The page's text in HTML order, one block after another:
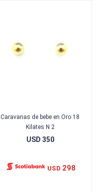
Caravanas de bebe en Oro 18
Kilates N 2
USD 350
USD 298